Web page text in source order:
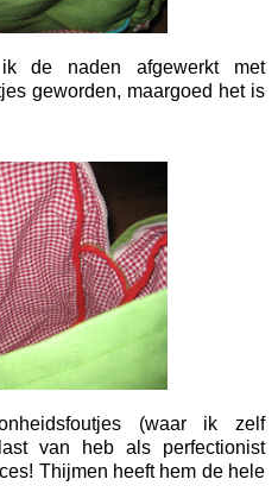
de naden afgewerkt met
geworden, maargoed het is
(waar ik zelf
van heb als perfectionist
Thijmen heeft hem de hele